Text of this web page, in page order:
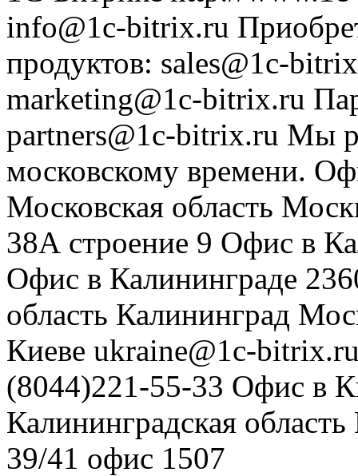
info@1c-bitrix.ru
продуктов: sales@1c-
marketing@1c-bitrix.ru
partners@1c-bitrix.ru Мы
московскому времени.
Московская область
38А строение 9 Офис в
Офис в Калининграде
область Калининград
Киеве ukraine@1c-
(8044)221-55-33 Офис в
Калининградская область
39/41 офис 1507